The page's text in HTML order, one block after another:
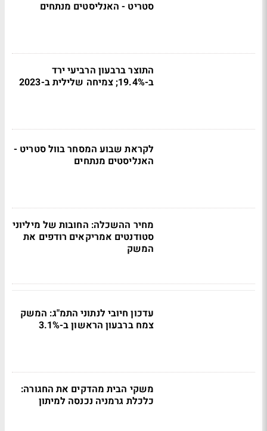
סטריט - האנליסטים מנתחים
התוצר ברבעון הרביעי ירד
ב-19.4%; צמיחה שלילית ב-2023
לקראת שבוע המסחר בוול סטריט -
האנליסטים מנתחים
מחיר ההשכלה: החובות של מיליוני
סטודנטים אמריקאים רודפים את
המשק
עדכון חיובי לנתוני התמ"ג: המשק
צמח ברבעון הראשון ב-3.1%
משקי הבית מהדקים את החגורה:
כלכלת גרמניה נכנסה למיתון